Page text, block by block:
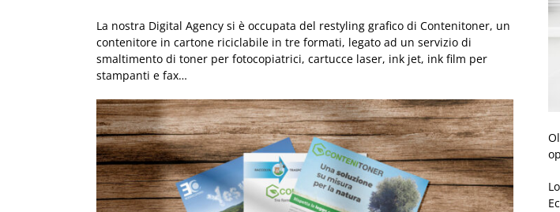
La nostra Digital Agency si è occupata del restyling grafico di Contenitoner, un
contenitore in cartone riciclabile in tre formati, legato ad un servizio di
smaltimento di toner per fotocopiatrici, cartucce laser, ink jet, ink film per
stampanti e fax…